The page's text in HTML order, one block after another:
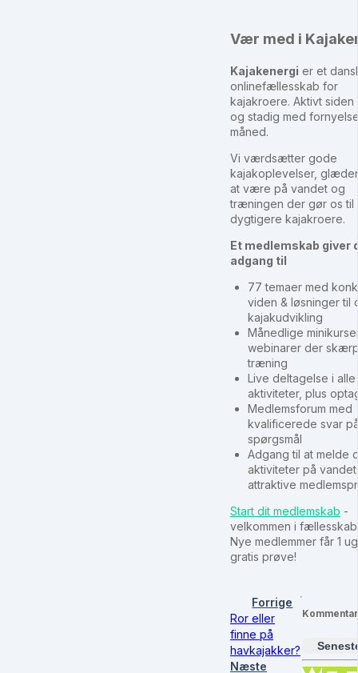
Vær med i
Kajakenergi er et
onlinefællesskab for
kajakroere. Aktivt siden
og stadig med
måned.
Vi værdsætter gode
kajakoplevelser,
at være på vandet og
træningen der gør os til
dygtigere kajakroere.
Et medlemskab giver
adgang til
77 temaer med
viden & løsninger til
kajakudvikling
Månedlige
webinarer der
træning
Live deltagelse i
aktiviteter, plus
Medlemsforum med
kvalificerede svar
spørgsmål
Adgang til at melde
aktiviteter på vandet
attraktive
Start dit medlemskab -
velkommen i
Nye medlemmer får 1
gratis prøve!
Forrige
Ror eller
finne på
havkajakker?
Næste